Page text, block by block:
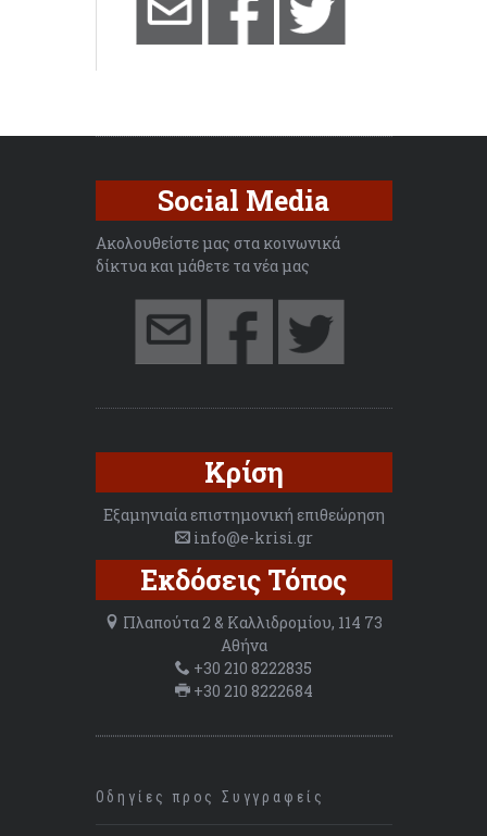
Social Media
Ακολουθείστε μας στα κοινωνικά
δίκτυα και μάθετε τα νέα μας
Κρίση
Εξαμηνιαία επιστημονική επιθεώρηση
info@e-krisi.gr
Εκδόσεις Τόπος
Πλαπούτα 2 & Καλλιδρομίου, 114 73
Αθήνα
+30 210 8222835
+30 210 8222684
Οδηγίες προς Συγγραφείς